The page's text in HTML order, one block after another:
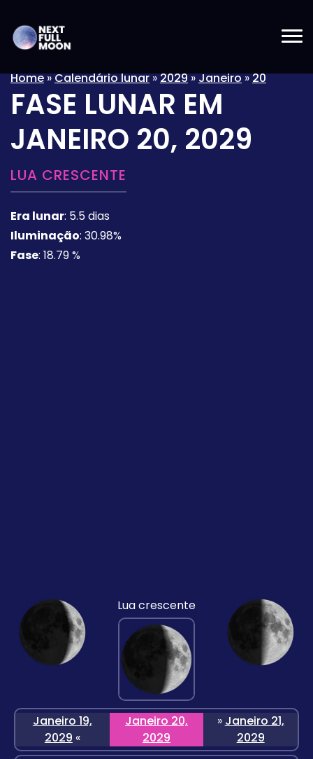
Home»Calendário lunar»2029»Janeiro»20
FASE LUNAR EM
JANEIRO 20, 2029
LUA CRESCENTE
Era lunar: 5.5 dias
Iluminação: 30.98%
Fase: 18.79 %
Lua crescente
Janeiro 19,
2029 «
Janeiro 20,
2029
» Janeiro 21,
2029